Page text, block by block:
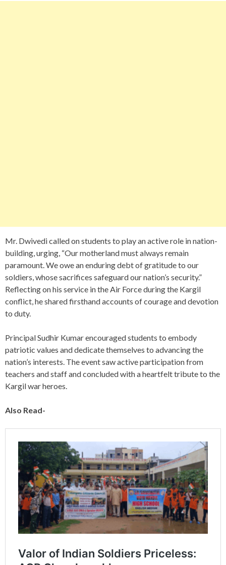
Mr. Dwivedi called on students to play an active role in nation-
building, urging, “Our motherland must always remain
paramount. We owe an enduring debt of gratitude to our
soldiers, whose sacrifices safeguard our nation’s security.”
Reflecting on his service in the Air Force during the Kargil
conflict, he shared firsthand accounts of courage and devotion
to duty.
Principal Sudhir Kumar encouraged students to embody
patriotic values and dedicate themselves to advancing the
nation’s interests. The event saw active participation from
teachers and staff and concluded with a heartfelt tribute to the
Kargil war heroes.
Also Read-